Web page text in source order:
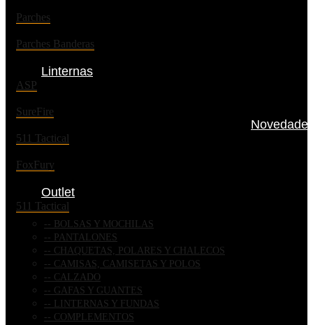
Parches
Parches Banderas
Linternas
ASP
SureFire
511 Tactical
FoxFury
Outlet
511 Tactical
BOLSAS Y MOCHILAS
PANTALONES
CHAQUETAS, POLARES Y CHALECOS
CAMISAS, CAMISETAS Y POLOS
CALZADO
GAFAS Y GUANTES
LINTERNAS Y FUNDAS
COMPLEMENTOS